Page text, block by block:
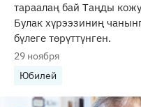
тараалаң бай Таңды
Булак хүрээзиниң
бүлеге төрүттүнген.
29 ноября
Юбилей